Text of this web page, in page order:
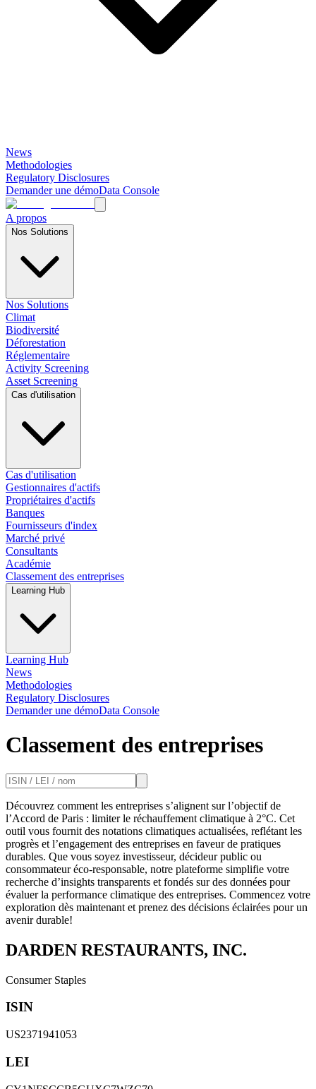
News
Methodologies
Regulatory Disclosures
Demander une démoData Console
A propos
Nos Solutions
Nos Solutions
Climat
Biodiversité
Déforestation
Réglementaire
Activity Screening
Asset Screening
Cas d'utilisation
Cas d'utilisation
Gestionnaires d'actifs
Propriétaires d'actifs
Banques
Fournisseurs d'index
Marché privé
Consultants
Académie
Classement des entreprises
Learning Hub
Learning Hub
News
Methodologies
Regulatory Disclosures
Demander une démoData Console
Classement des entreprises
Découvrez comment les entreprises s’alignent sur l’objectif de
l’Accord de Paris : limiter le réchauffement climatique à 2°C. Cet
outil vous fournit des notations climatiques actualisées, reflétant les
progrès et l’engagement des entreprises en faveur de pratiques
durables. Que vous soyez investisseur, décideur public ou
consommateur éco-responsable, notre plateforme simplifie votre
recherche d’insights transparents et fondés sur des données pour
évaluer la performance climatique des entreprises. Commencez votre
exploration dès maintenant et prenez des décisions éclairées pour un
avenir durable!
DARDEN RESTAURANTS, INC.
Consumer Staples
ISIN
US2371941053
LEI